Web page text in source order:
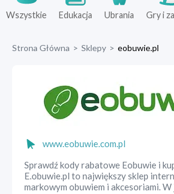
Sklepy
Wszystkie Edukacja Ubrania Gry i
Strona Główna > Sklepy > eobuwie.pl
www.eobuwie.com.pl
Sprawdź kody rabatowe Eobuwie i
E.obuwie.pl to największy sklep
markowym obuwiem i akcesoriami.